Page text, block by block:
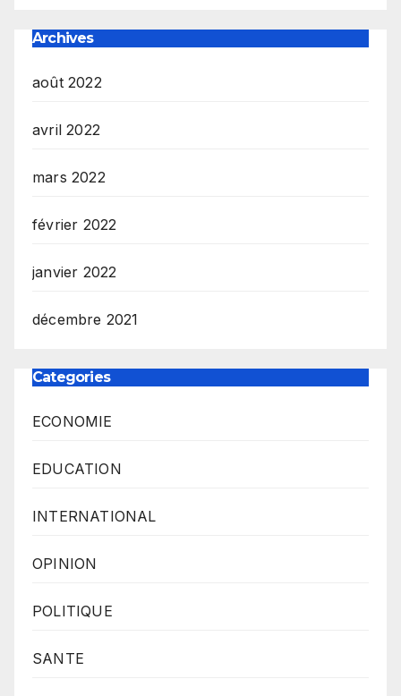
Archives
août 2022
avril 2022
mars 2022
février 2022
janvier 2022
décembre 2021
Categories
ECONOMIE
EDUCATION
INTERNATIONAL
OPINION
POLITIQUE
SANTE